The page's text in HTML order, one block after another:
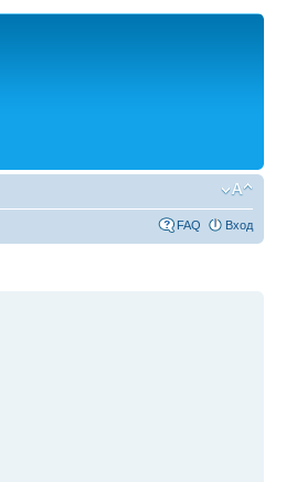
FAQ Вход